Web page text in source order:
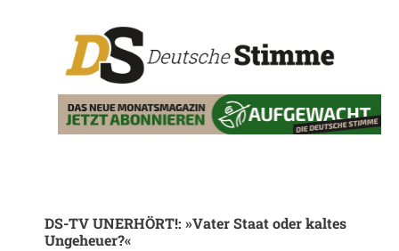
DS-TV UNERHÖRT!: »Vater Staat oder kaltes
Ungeheuer?«